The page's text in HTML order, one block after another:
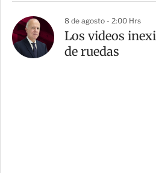
8 de agosto - 2:00 Hrs
Los videos
de ruedas